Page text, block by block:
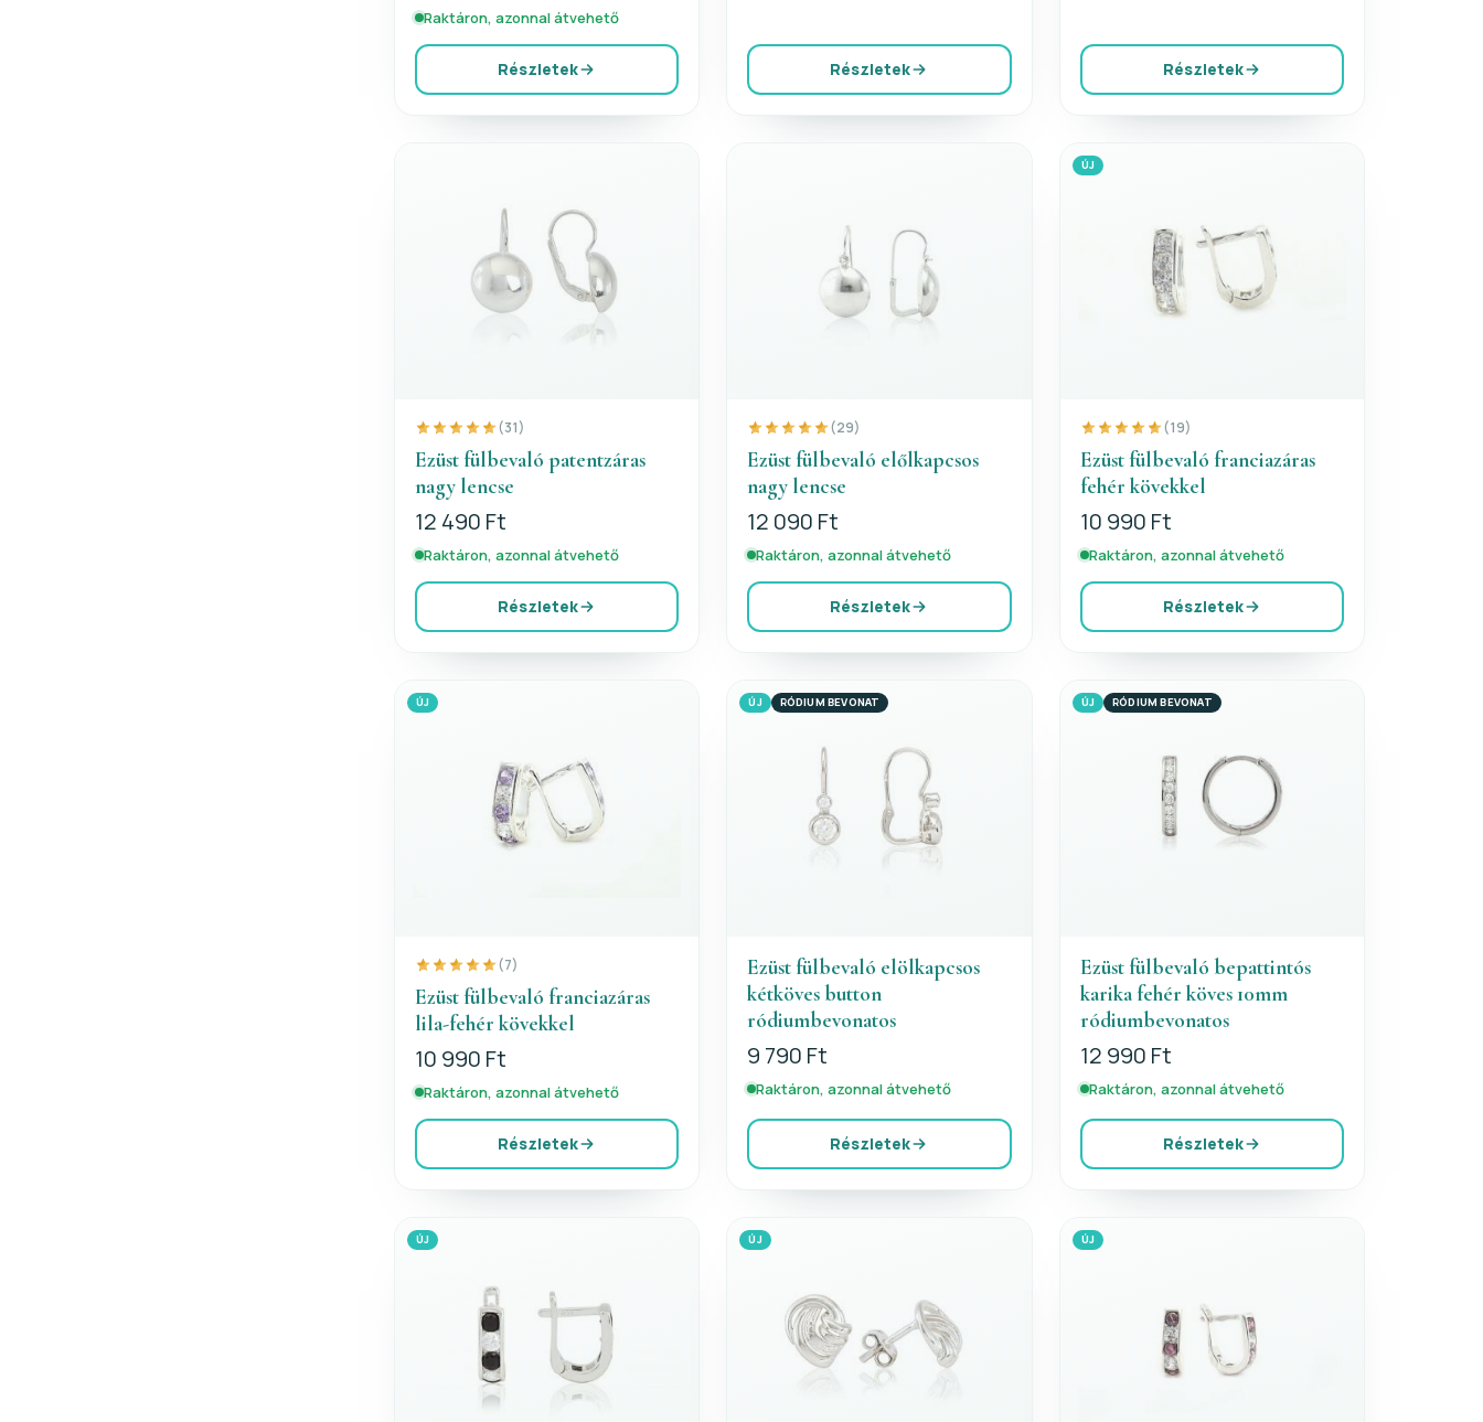
Raktáron, azonnal átvehető
Részletek Részletek Részletek
(31)
Ezüst fülbevaló patentzáras
nagy lencse
12 490 Ft
Raktáron, azonnal átvehető
Részletek
(29)
Ezüst fülbevaló előlkapcsos
nagy lencse
12 090 Ft
Raktáron, azonnal átvehető
Részletek
ÚJ
(19)
Ezüst fülbevaló franciazáras
fehér kövekkel
10 990 Ft
Raktáron, azonnal átvehető
Részletek
ÚJ
(7)
Ezüst fülbevaló franciazáras
lila-fehér kövekkel
10 990 Ft
Raktáron, azonnal átvehető
Részletek
ÚJ RÓDIUM BEVONAT
Ezüst fülbevaló elölkapcsos
kétköves button
ródiumbevonatos
9 790 Ft
Raktáron, azonnal átvehető
Részletek
ÚJ RÓDIUM BEVONAT
Ezüst fülbevaló bepattintós
karika fehér köves 10mm
ródiumbevonatos
12 990 Ft
Raktáron, azonnal átvehető
Részletek
ÚJ ÚJ ÚJ